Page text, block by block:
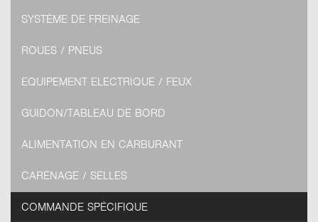
SYSTÈME DE FREINAGE
ROUES / PNEUS
EQUIPEMENT ELECTRIQUE / FEUX
GUIDON/TABLEAU DE BORD
ALIMENTATION EN CARBURANT
CARÉNAGE / SELLES
COMMANDE SPÉCIFIQUE